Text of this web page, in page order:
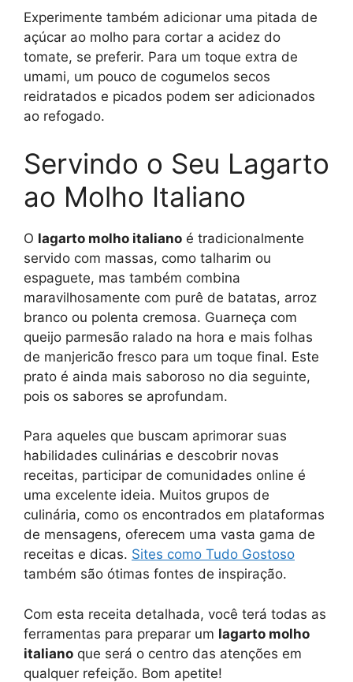
Experimente também adicionar uma pitada de
açúcar ao molho para cortar a acidez do
tomate, se preferir. Para um toque extra de
umami, um pouco de cogumelos secos
reidratados e picados podem ser adicionados
ao refogado.
Servindo o Seu Lagarto
ao Molho Italiano
O lagarto molho italiano é tradicionalmente
servido com massas, como talharim ou
espaguete, mas também combina
maravilhosamente com purê de batatas, arroz
branco ou polenta cremosa. Guarneça com
queijo parmesão ralado na hora e mais folhas
de manjericão fresco para um toque final. Este
prato é ainda mais saboroso no dia seguinte,
pois os sabores se aprofundam.
Para aqueles que buscam aprimorar suas
habilidades culinárias e descobrir novas
receitas, participar de comunidades online é
uma excelente ideia. Muitos grupos de
culinária, como os encontrados em plataformas
de mensagens, oferecem uma vasta gama de
receitas e dicas. Sites como Tudo Gostoso
também são ótimas fontes de inspiração.
Com esta receita detalhada, você terá todas as
ferramentas para preparar um lagarto molho
italiano que será o centro das atenções em
qualquer refeição. Bom apetite!